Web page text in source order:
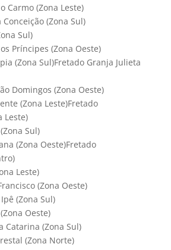
Carmo (Zona Leste)
(Zona Sul)
Sul)
Príncipes (Zona Oeste)
(Zona Sul)Fretado Granja Julieta
Domingos (Zona Oeste)
(Zona Leste)Fretado
Leste)
Sul)
(Zona Oeste)Fretado
Leste)
(Zona Oeste)
(Zona Sul)
Oeste)
Catarina (Zona Sul)
(Zona Norte)